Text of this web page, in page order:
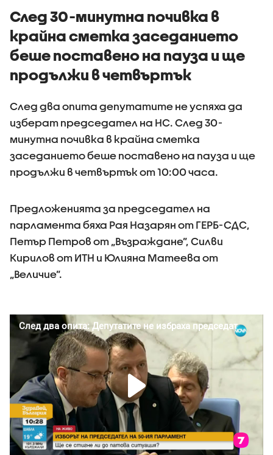
След 30-минутна почивка в
крайна сметка заседанието
беше поставено на пауза и ще
продължи в четвъртък
След два опита депутатите не успяха да
изберат председател на НС. След 30-
минутна почивка в крайна сметка
заседанието беше поставено на пауза и ще
продължи в четвъртък от 10:00 часа.
Предложенията за председател на
парламента бяха Рая Назарян от ГЕРБ-СДС,
Петър Петров от „Възраждане”, Силви
Кирилов от ИТН и Юлияна Матеева от
„Величие”.